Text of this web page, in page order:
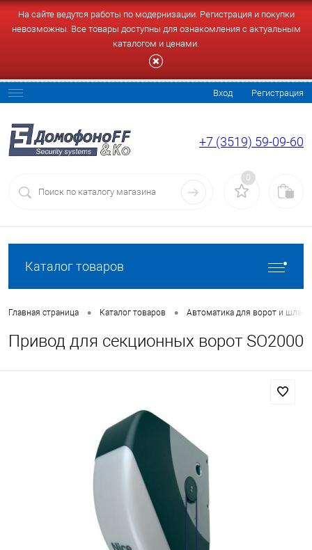
На сайте ведутся работы по модернизации. Регистрация и покупки
невозможны. Все товары доступны для ознакомления с актуальным
каталогом и ценами.
Вход Регистрация
+7 (3519) 59-09-60
0
Каталог товаров
Главная страница • Каталог товаров • Автоматика для ворот и
Привод для секционных ворот SO2000